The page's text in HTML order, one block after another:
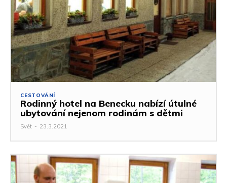
CESTOVÁNÍ
Rodinný hotel na Benecku nabízí útulné
ubytování nejenom rodinám s dětmi
Svět - 23.3.2021